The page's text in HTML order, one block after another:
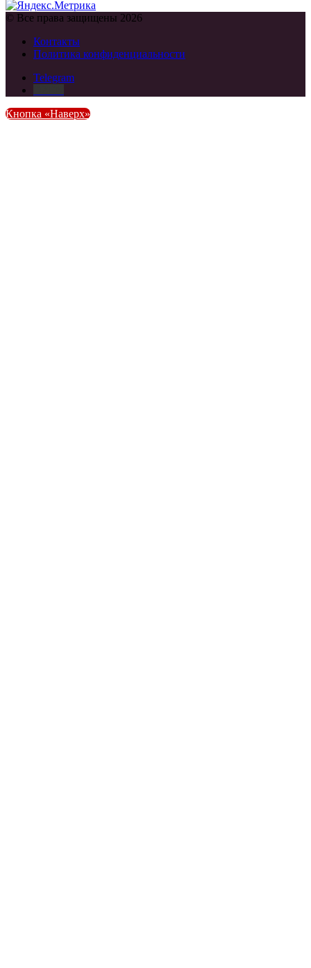
© Все права защищены 2026
Контакты
Политика конфиденциальности
Telegram
Кнопка «Наверх»